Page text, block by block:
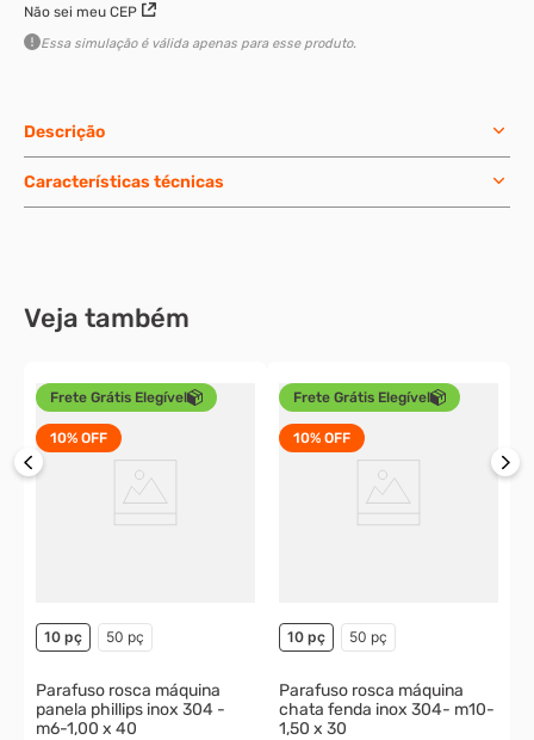
Não sei meu CEP
Essa simulação é válida apenas para esse produto.
Descrição
Características técnicas
Veja também
Frete Grátis Elegível
10% OFF
10 pç 50 pç
Parafuso rosca máquina
panela phillips inox 304 -
m6-1,00 x 40
Frete Grátis Elegível
10% OFF
10 pç 50 pç
Parafuso rosca máquina
chata fenda inox 304- m10-
1,50 x 30